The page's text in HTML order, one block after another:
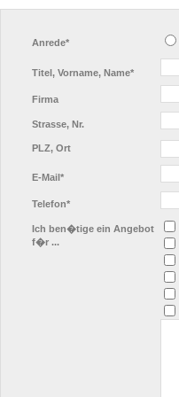
Anrede*
Titel, Vorname, Name*
Firma
Strasse, Nr.
PLZ, Ort
E-Mail*
Telefon*
Ich ben�tige ein Angebot
f�r ...